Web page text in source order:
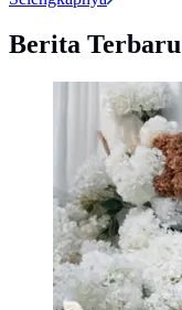
Berita Terbaru